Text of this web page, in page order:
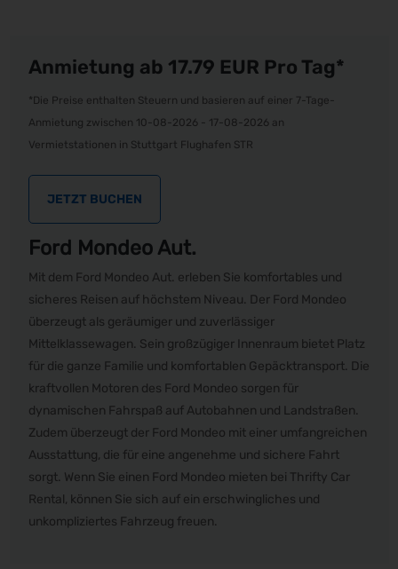
Anmietung ab 17.79 EUR Pro Tag*
*Die Preise enthalten Steuern und basieren auf einer 7-Tage-
Anmietung zwischen 10-08-2026 - 17-08-2026 an
Vermietstationen in Stuttgart Flughafen STR
JETZT BUCHEN
Ford Mondeo Aut.
Mit dem Ford Mondeo Aut. erleben Sie komfortables und
sicheres Reisen auf höchstem Niveau. Der Ford Mondeo
überzeugt als geräumiger und zuverlässiger
Mittelklassewagen. Sein großzügiger Innenraum bietet Platz
für die ganze Familie und komfortablen Gepäcktransport. Die
kraftvollen Motoren des Ford Mondeo sorgen für
dynamischen Fahrspaß auf Autobahnen und Landstraßen.
Zudem überzeugt der Ford Mondeo mit einer umfangreichen
Ausstattung, die für eine angenehme und sichere Fahrt
sorgt. Wenn Sie einen Ford Mondeo mieten bei Thrifty Car
Rental, können Sie sich auf ein erschwingliches und
unkompliziertes Fahrzeug freuen.